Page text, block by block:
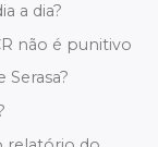
a dia?
não é punitivo
Serasa?